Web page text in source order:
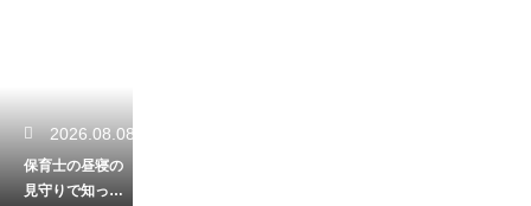
2026.08.08
保育士の昼寝の
見守りで知って